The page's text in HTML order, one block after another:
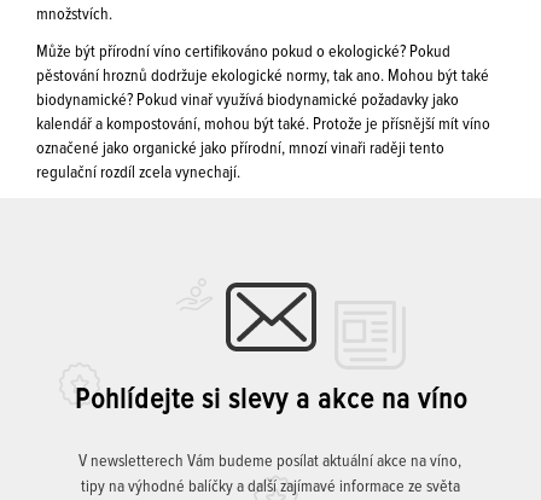
množstvích.
Může být přírodní víno certifikováno pokud o ekologické? Pokud
pěstování hroznů dodržuje ekologické normy, tak ano. Mohou být také
biodynamické? Pokud vinař využívá biodynamické požadavky jako
kalendář a kompostování, mohou být také. Protože je přísnější mít víno
označené jako organické jako přírodní, mnozí vinaři raději tento
regulační rozdíl zcela vynechají.
Pohlídejte si slevy a akce na víno
V newsletterech Vám budeme posílat aktuální akce na víno,
tipy na výhodné balíčky a další zajímavé informace ze světa